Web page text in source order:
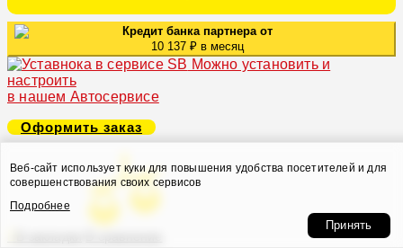
Кредит банка партнера от
10 137 ₽ в месяц
Можно установить и
настроить
в нашем Автосервисе
Оформить заказ
Веб-сайт использует куки для повышения удобства посетителей и для
совершенствования своих сервисов
Подробнее
Принять